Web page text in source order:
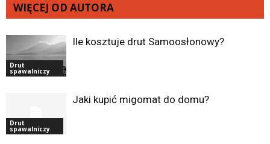
WIĘCEJ OD AUTORA
Drut
spawalniczy
Ile kosztuje drut Samoosłonowy?
Drut
spawalniczy
Jaki kupić migomat do domu?